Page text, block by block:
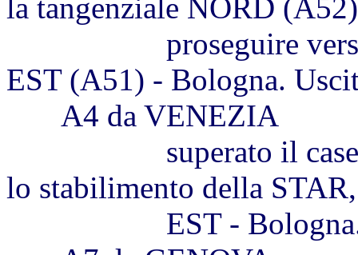
la tangenziale NORD
proseguire verso
EST (A51) - Bologna.
A4 da VENEZIA
superato il casello di
lo stabilimento della
EST - Bologna.